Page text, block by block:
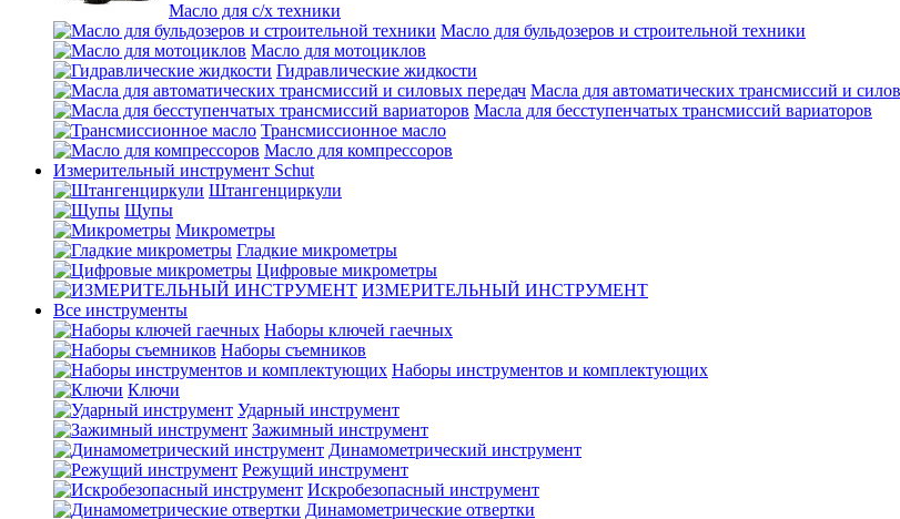
Масло для с/х техники
Масло для бульдозеров и строительной техники
Масло для мотоциклов
Гидравлические жидкости
Масла для автоматических трансмиссий и
Масла для бесступенчатых трансмиссий вариаторов
Трансмиссионное масло
Масло для компрессоров
Измерительный инструмент Schut
Штангенциркули
Щупы
Микрометры
Гладкие микрометры
Цифровые микрометры
ИЗМЕРИТЕЛЬНЫЙ ИНСТРУМЕНТ
Все инструменты
Наборы ключей гаечных
Наборы съемников
Наборы инструментов и комплектующих
Ключи
Ударный инструмент
Зажимный инструмент
Динамометрический инструмент
Режущий инструмент
Искробезопасный инструмент
Динамометрические отвертки